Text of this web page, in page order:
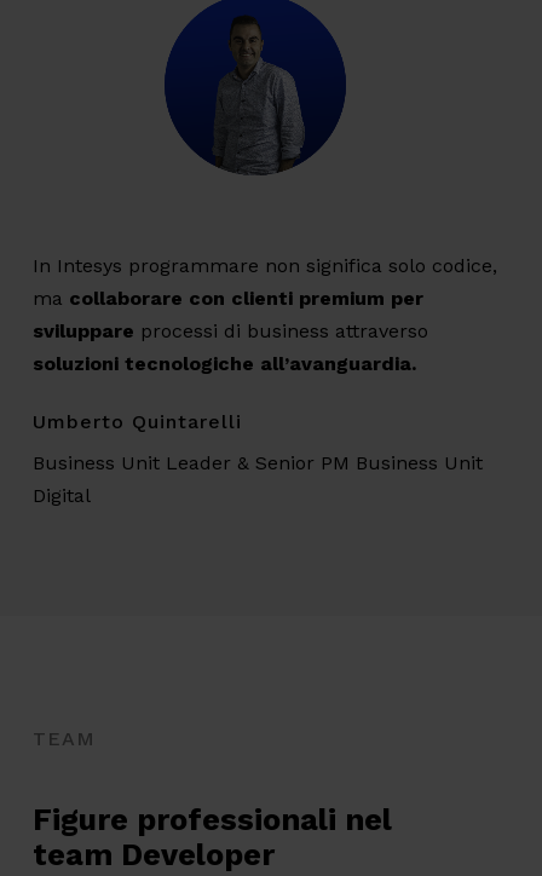
In Intesys programmare non significa solo codice,
ma collaborare con clienti premium per
sviluppare processi di business attraverso
soluzioni tecnologiche all’avanguardia.
Umberto Quintarelli
Business Unit Leader & Senior PM Business Unit
Digital
TEAM
Figure professionali nel
team Developer